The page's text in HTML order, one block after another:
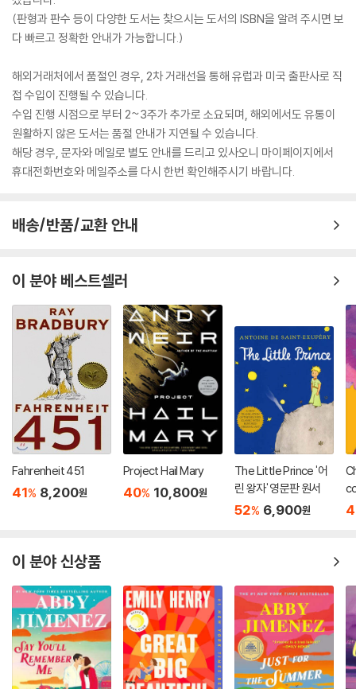
(판형과 판수 등이 다양한 도서는 찾으시는 도서의 ISBN을 알려 주시면 보
다 빠르고 정확한 안내가 가능합니다.)
해외거래처에서 품절인 경우, 2차 거래선을 통해 유럽과 미국 출판사로 직
접 수입이 진행될 수 있습니다.
수입 진행 시점으로 부터 2~3주가 추가로 소요되며, 해외에서도 유통이
원활하지 않은 도서는 품절 안내가 지연될 수 있습니다.
해당 경우, 문자와 메일로 별도 안내를 드리고 있사오니 마이페이지에서
휴대전화번호와 메일주소를 다시 한번 확인해주시기 바랍니다.
배송/반품/교환 안내
이 분야 베스트셀러
Fahrenheit 451
41% 8,200원
Project Hail Mary
40% 10,800원
The Little Prince '어
린 왕자' 영문판 원서
52% 6,900원
이 분야 신상품